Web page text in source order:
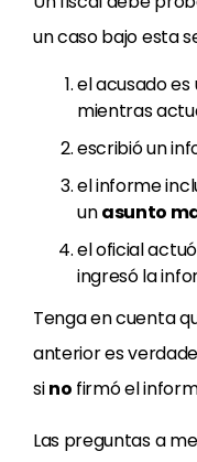
un caso bajo esta
el acusado es
mientras
escribió un
el informe
unasunto
el oficial actuó
ingresó la
Tenga en cuenta
anterior es
sino firmó el
Las preguntas a